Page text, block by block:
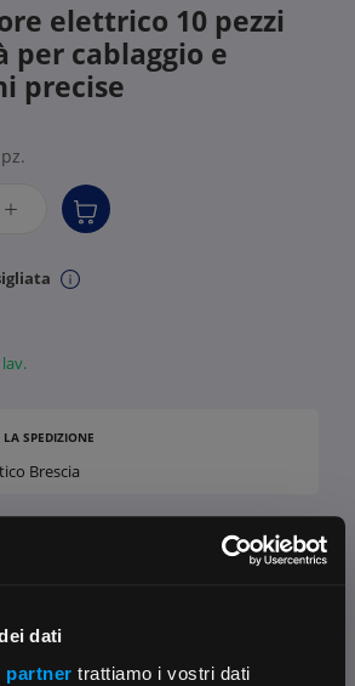
dati
partner trattiamo i vostri dati
elettrico 10 pezzi
per cablaggio e
precise
+
LA SPEDIZIONE
Brescia